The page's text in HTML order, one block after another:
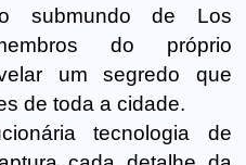
submundo de Los
do próprio
um segredo que
de toda a cidade.
tecnologia de